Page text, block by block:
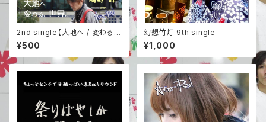
2nd single【大地へ / 変わる、
世界。】
¥500
幻想竹灯 9th single
¥1,000